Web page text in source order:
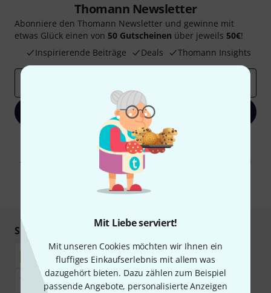
Mit Liebe serviert!
Mit unseren Cookies möchten wir Ihnen ein
fluffiges Einkaufserlebnis mit allem was
dazugehört bieten. Dazu zählen zum Beispiel
passende Angebote, personalisierte Anzeigen
Thomann Newsletter
Abonniere den Thomann Newsletter und gewinne mit
etwas Glück einen von 50 Gutscheinen über jeweils 50€!
Inspirierende Beiträge
Deals Thomann Insights
Jetzt anmelden
Mit Klick auf „Jetzt anmelden“ stimmen Sie dem Erhalt von E-Mail-
Werbung und einer Messung des E-Mail-Nutzungsverhaltens zu. Die
Abmeldung ist jederzeit möglich. Weitere Informationen finden Sie in
unseren
Datenschutzhinweisen
* Pflichtfeld
Sicher einkaufen & bezahlen